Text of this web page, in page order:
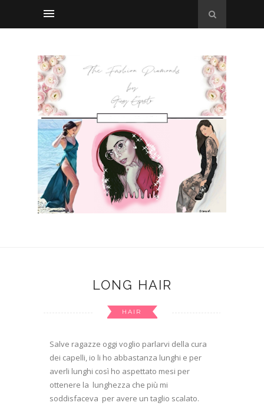
LONG HAIR
HAIR
Salve ragazze oggi voglio parlarvi della cura
dei capelli, io li ho abbastanza lunghi e per
averli lunghi così ho aspettato mesi per
ottenere la lunghezza che più mi
soddisfaceva per avere un taglio scalato.